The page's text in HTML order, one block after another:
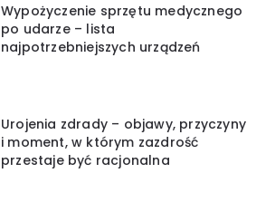
Wypożyczenie sprzętu medycznego
po udarze – lista
najpotrzebniejszych urządzeń
Urojenia zdrady – objawy, przyczyny
i moment, w którym zazdrość
przestaje być racjonalna